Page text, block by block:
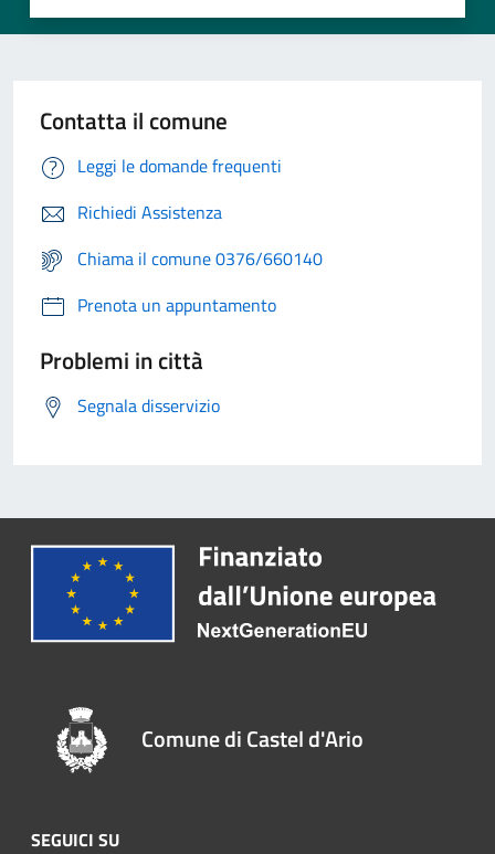
Contatta il comune
Leggi le domande frequenti
Richiedi Assistenza
Chiama il comune 0376/660140
Prenota un appuntamento
Problemi in città
Segnala disservizio
Comune di Castel d'Ario
SEGUICI SU